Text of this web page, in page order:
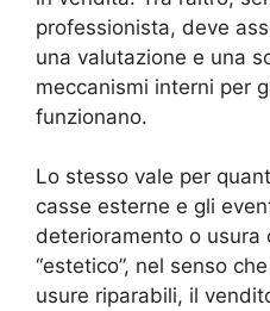
professionista, deve
una valutazione e una
meccanismi interni per
funzionano.
Lo stesso vale per
casse esterne e gli
deterioramento o usura
“estetico”, nel senso
usure riparabili, il